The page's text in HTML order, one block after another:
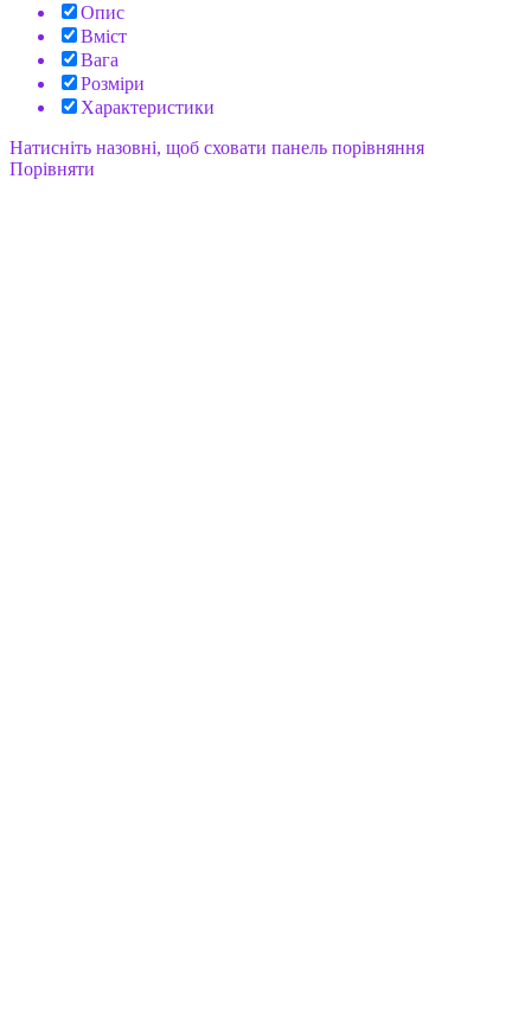
Опис
Вміст
Вага
Розміри
Характеристики
Натисніть назовні, щоб сховати панель порівняння
Порівняти